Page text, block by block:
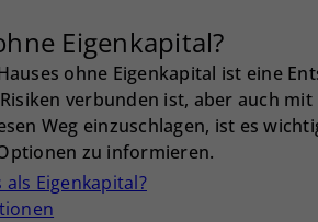
Eigenkapital?
ohne Eigenkapital ist eine
verbunden ist, aber auch
Weg einzuschlagen, ist es
zu informieren.
als Eigenkapital?